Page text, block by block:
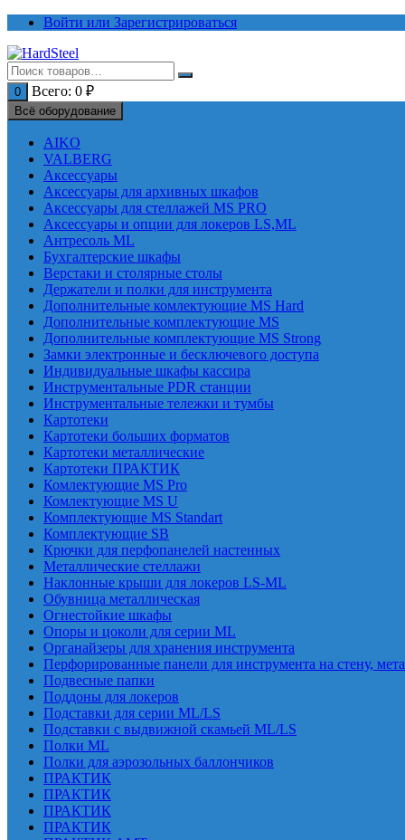
Перейти
содержимому
Войти или Зарегистрироваться
0 Всего: 0 ₽
Всё оборудование
AIKO
VALBERG
Аксессуары
Аксессуары для архивных шкафов
Аксессуары для стеллажей MS PRO
Аксессуары и опции для локеров LS,ML
Антресоль ML
Бухгалтерские шкафы
Верстаки и столярные столы
Держатели и полки для инструмента
Дополнительные комлектующие MS Hard
Дополнительные комплектующие MS
Дополнительные комплектующие MS Strong
Замки электронные и бесключевого доступа
Индивидуальные шкафы кассира
Инструментальные PDR станции
Инструментальные тележки и тумбы
Картотеки
Картотеки больших форматов
Картотеки металлические
Картотеки ПРАКТИК
Комлектующие MS Pro
Комлектующие MS U
Комплектующие MS Standart
Комплектующие SB
Крючки для перфопанелей настенных
Металлические стеллажи
Наклонные крыши для локеров LS-ML
Обувница металлическая
Огнестойкие шкафы
Опоры и цоколи для серии ML
Органайзеры для хранения инструмента
Перфорированные панели для инструмента на стену,
Подвесные папки
Поддоны для локеров
Подставки для серии ML/LS
Подставки с выдвижной скамьей ML/LS
Полки ML
Полки для аэрозольных баллончиков
ПРАКТИК
ПРАКТИК
ПРАКТИК
ПРАКТИК